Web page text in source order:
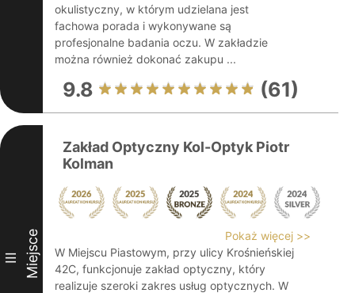
okulistyczny, w którym udzielana jest
fachowa porada i wykonywane są
profesjonalne badania oczu. W zakładzie
można również dokonać zakupu ...
9.8 (61)
III Miejsce
Zakład Optyczny Kol-Optyk Piotr
Kolman
Pokaż więcej >>
W Miejscu Piastowym, przy ulicy Krośnieńskiej
42C, funkcjonuje zakład optyczny, który
realizuje szeroki zakres usług optycznych. W